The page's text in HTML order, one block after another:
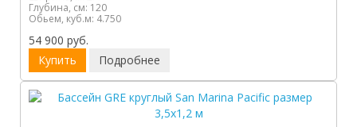
Глубина, см: 120
Обьем, куб.м: 4.750
54 900 руб.
Купить
Подробнее